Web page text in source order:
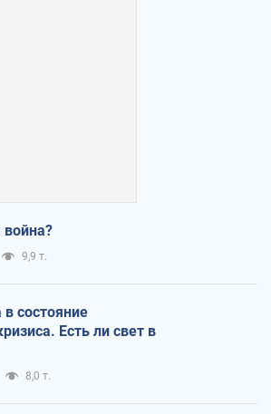
война?
9,9 т.
в состояние
Есть ли свет в
8,0 т.